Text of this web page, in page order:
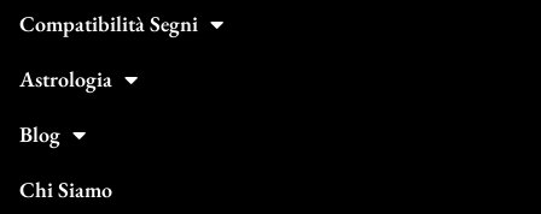
Compatibilità Segni
Astrologia
Blog
Chi Siamo